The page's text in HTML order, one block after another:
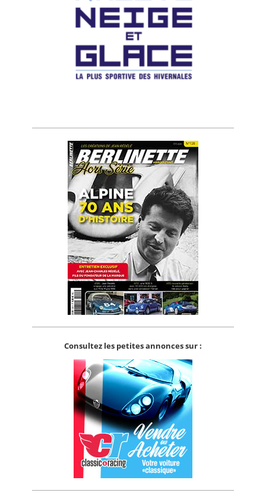
Consultez les petites annonces sur :